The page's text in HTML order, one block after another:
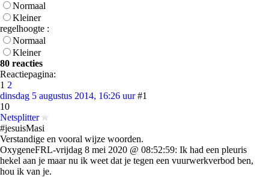
Normaal
Kleiner
regelhoogte :
Normaal
Kleiner
80 reacties
Reactiepagina:
1 2
dinsdag 5 augustus 2014, 16:26 uur #1
10
Netsplitter
#jesuisMasi
Verstandige en vooral wijze woorden.
OxygeneFRL-vrijdag 8 mei 2020 @ 08:52:59: Ik had een pleuris
hekel aan je maar nu ik weet dat je tegen een vuurwerkverbod ben,
hou ik van je.